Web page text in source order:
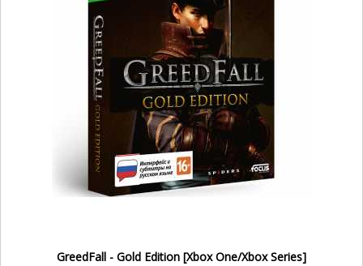
GreedFall - Gold Edition [Xbox One/Xbox Series]